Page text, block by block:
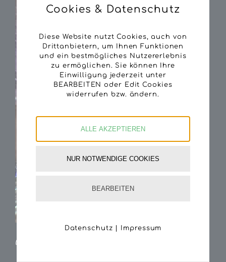
(14. Nov. 2022, Fotos GF Tamara Geisberger)
Cookies & Datenschutz
Diese Website nutzt Cookies, auch von
Drittanbietern, um Ihnen Funktionen
und ein bestmögliches Nutzererlebnis
zu ermöglichen. Sie können Ihre
Einwilligung jederzeit unter
BEARBEITEN oder Edit Cookies
widerrufen bzw. ändern.
ALLE AKZEPTIEREN
NUR NOTWENDIGE COOKIES
BEARBEITEN
Datenschutz Impressum